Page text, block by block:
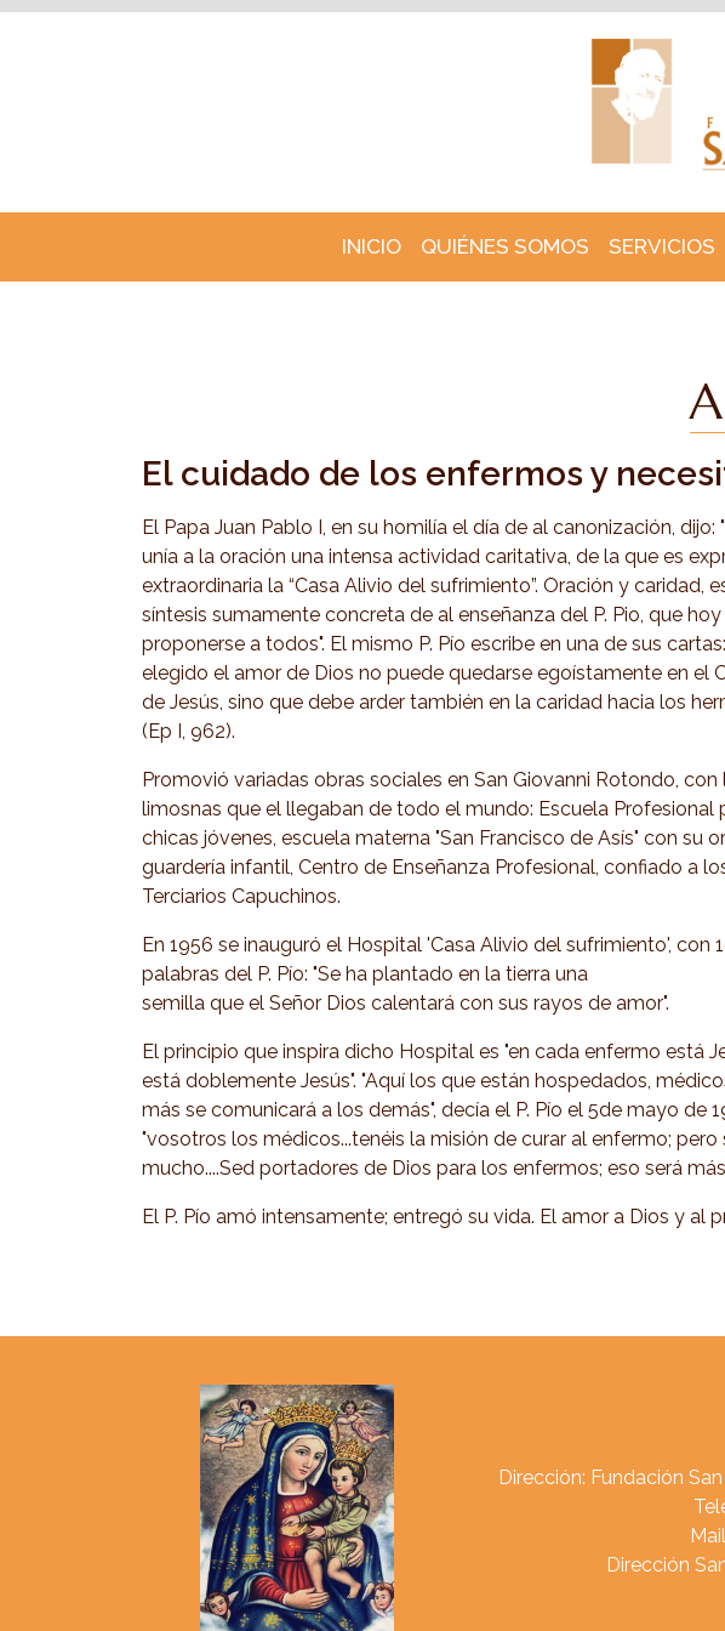
INICIO QUIÉNES SOMOS SERVICIOS
El cuidado de los enfermos y
El Papa Juan Pablo I, en su homilía el día de al canonización, dijo:
unía a la oración una intensa actividad caritativa, de la que es
extraordinaria la “Casa Alivio del sufrimiento”. Oración y caridad,
síntesis sumamente concreta de al enseñanza del P. Pio, que
proponerse a todos". El mismo P. Pío escribe en una de sus
elegido el amor de Dios no puede quedarse egoístamente en el
de Jesús, sino que debe arder también en la caridad hacia los
(Ep I, 962).
Promovió variadas obras sociales en San Giovanni Rotondo, con
limosnas que el llegaban de todo el mundo: Escuela Profesional
chicas jóvenes, escuela materna "San Francisco de Asís" con su
guardería infantil, Centro de Enseñanza Profesional, confiado a
Terciarios Capuchinos.
En 1956 se inauguró el Hospital 'Casa Alivio del sufrimiento',
palabras del P. Pío: "Se ha plantado en la tierra una
semilla que el Señor Dios calentará con sus rayos de amor".
El principio que inspira dicho Hospital es "en cada enfermo está
está doblemente Jesús". "Aquí los que están hospedados,
más se comunicará a los demás", decía el P. Pío el 5de mayo de
"vosotros los médicos...tenéis la misión de curar al enfermo;
mucho....Sed portadores de Dios para los enfermos; eso será
El P. Pío amó intensamente; entregó su vida. El amor a Dios y
Dirección: Fundación
Dirección